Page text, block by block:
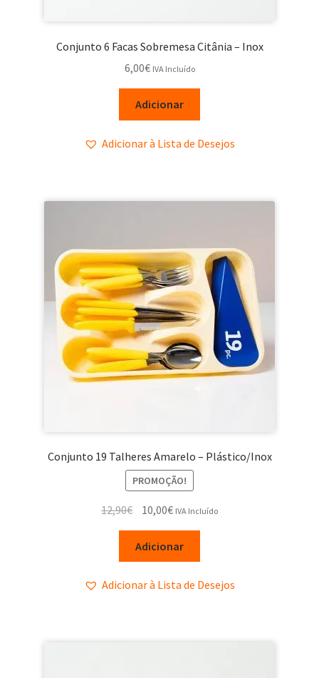
Conjunto 6 Facas Sobremesa Citânia – Inox
6,00€ IVA Incluído
Adicionar
Adicionar à Lista de Desejos
Conjunto 19 Talheres Amarelo – Plástico/Inox
PROMOÇÃO!
12,90€ 10,00€ IVA Incluído
Adicionar
Adicionar à Lista de Desejos